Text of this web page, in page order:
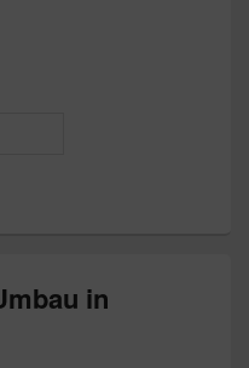
in